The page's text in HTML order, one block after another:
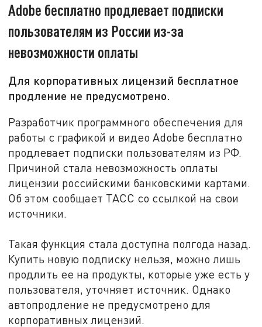
Adobe бесплатно продлевает подписки
пользователям из России из-за
невозможности оплаты
Для корпоративных лицензий бесплатное
продление не предусмотрено.
Разработчик программного обеспечения для
работы с графикой и видео Adobe бесплатно
продлевает подписки пользователям из РФ.
Причиной стала невозможность оплаты
лицензии российскими банковскими картами.
Об этом сообщает ТАСС со ссылкой на свои
источники.
Такая функция стала доступна полгода назад.
Купить новую подписку нельзя, можно лишь
продлить ее на продукты, которые уже есть у
пользователя, уточняет источник. Однако
автопродление не предусмотрено для
корпоративных лицензий.